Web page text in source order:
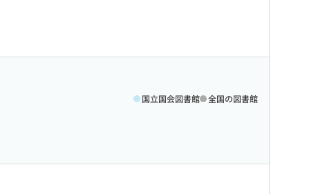
国立国会図書館 全国の図書館